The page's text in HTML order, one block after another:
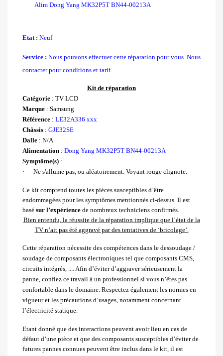
Alim Dong Yang MK32P5T BN44-00213A
Etat : Neuf
Service : Nous pouvons effectuer cette réparation pour vous. Nous
contacter pour conditions et tarif.
Kit de réparation
Catégorie : TV LCD
Marque : Samsung
Référence : LE32A336 xxx
Châssis : GJE32SE
Dalle : N/A
Alimentation : Dong Yang MK32P5T BN44-00213A
Symptôme(s) :
·
Ne s'allume pas, ou aléatoirement. Voyant rouge clignote.
Ce kit comprend toutes les pièces susceptibles d’être
endommagées pour les symptômes mentionnés ci-dessus. Il est
basé sur l’expérience de nombreux techniciens confirmés.
Bien entendu, la réussite de la réparation implique que l’état de la
TV n’ait pas été aggravé par des tentatives de ‘bricolage’.
Cette réparation nécessite des compétences dans le dessoudage /
soudage de composants électroniques tel que composants CMS,
circuits intégrés, .... Afin d’éviter d’aggraver sérieusement la
panne, confiez ce travail à un professionnel si vous n’êtes pas
confortable dans le domaine. Respectez également les normes en
vigueur et les précautions d’usages, notamment concernant
l’électricité statique.
Etant donné que des interactions peuvent avoir lieu en cas de
défaut d’une pièce et que des composants susceptibles d’éviter de
futures pannes connues peuvent être inclus dans le kit, il est